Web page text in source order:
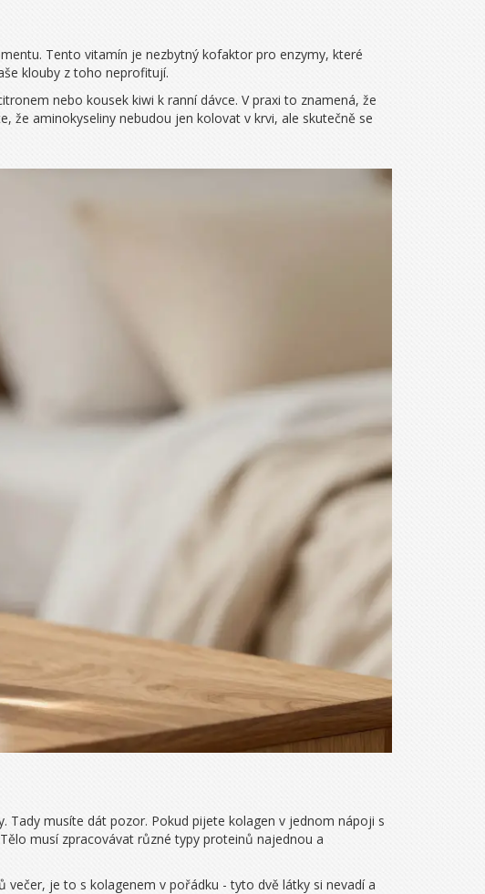
Tento vitamín je nezbytný kofaktor pro enzymy, které
klouby z toho neprofitují.
nebo kousek kiwi k ranní dávce. V praxi to znamená, že
že aminokyseliny nebudou jen kolovat v krvi, ale skutečně se
Tady musíte dát pozor. Pokud pijete kolagen v jednom nápoji s
musí zpracovávat různé typy proteinů najednou a
je to s kolagenem v pořádku - tyto dvě látky si nevadí a